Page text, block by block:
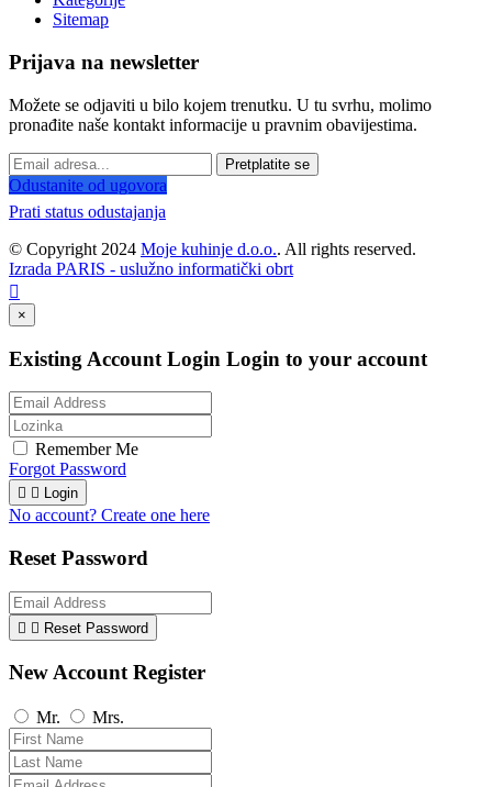
Sitemap
Prijava na newsletter
Možete se odjaviti u bilo kojem trenutku. U tu svrhu, molimo
pronađite naše kontakt informacije u pravnim obavijestima.
Pretplatite se
Odustanite od ugovora
Prati status odustajanja
© Copyright 2024 Moje kuhinje d.o.o.. All rights reserved.
Izrada PARIS - uslužno informatički obrt

×
Existing Account Login Login to your account
Remember Me
Forgot Password
  Login
No account? Create one here
Reset Password
  Reset Password
New Account Register
Mr. Mrs.